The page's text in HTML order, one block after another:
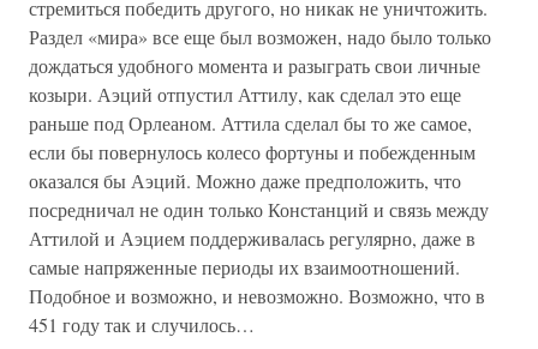
стремиться победить другого, но никак не уничтожить.
Раздел «мира» все еще был возможен, надо было только
дождаться удобного момента и разыграть свои личные
козыри. Аэций отпустил Аттилу, как сделал это еще
раньше под Орлеаном. Аттила сделал бы то же самое,
если бы повернулось колесо фортуны и побежденным
оказался бы Аэций. Можно даже предположить, что
посредничал не один только Констанций и связь между
Аттилой и Аэцием поддерживалась регулярно, даже в
самые напряженные периоды их взаимоотношений.
Подобное и возможно, и невозможно. Возможно, что в
451 году так и случилось…